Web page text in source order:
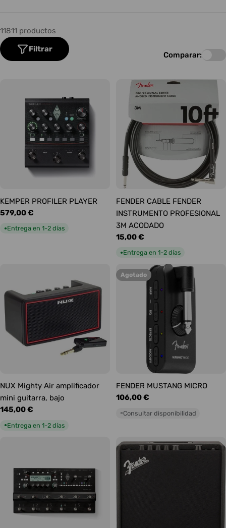
11811 productos
Filtrar
Comparar:
KEMPER PROFILER PLAYER
Precio
habitual
579,00 €
●Entrega en 1-2 días
FENDER CABLE FENDER
INSTRUMENTO PROFESIONAL
3M ACODADO
Precio
habitual
15,00 €
●Entrega en 1-2 días
NUX Mighty Air amplificador
mini guitarra, bajo
Precio
145,00 €
●Entrega en 1-2 días
Agotado
FENDER MUSTANG MICRO
Precio
106,00 €
○Consultar disponibilidad